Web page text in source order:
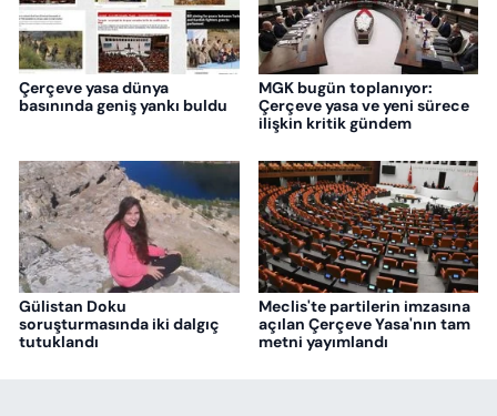
Çerçeve yasa dünya
basınında geniş yankı buldu
MGK bugün toplanıyor:
Çerçeve yasa ve yeni sürece
ilişkin kritik gündem
Gülistan Doku
soruşturmasında iki dalgıç
tutuklandı
Meclis'te partilerin imzasına
açılan Çerçeve Yasa'nın tam
metni yayımlandı